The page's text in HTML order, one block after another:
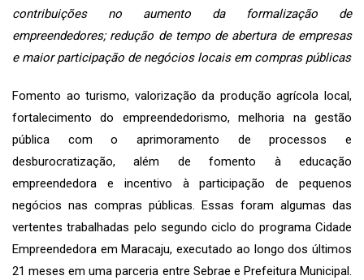
contribuições no aumento da formalização de
empreendedores; redução de tempo de abertura de empresas
e maior participação de negócios locais em compras públicas
Fomento ao turismo, valorização da produção agrícola local,
fortalecimento do empreendedorismo, melhoria na gestão
pública com o aprimoramento de processos e
desburocratização, além de fomento à educação
empreendedora e incentivo à participação de pequenos
negócios nas compras públicas. Essas foram algumas das
vertentes trabalhadas pelo segundo ciclo do programa Cidade
Empreendedora em Maracaju, executado ao longo dos últimos
21 meses em uma parceria entre Sebrae e Prefeitura Municipal.